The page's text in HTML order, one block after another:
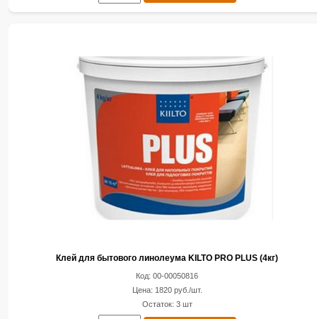
Клей для бытового линолеума KILTO PRO PLUS (4кг)
Код: 00-00050816
Цена: 1820 руб./шт.
Остаток: 3 шт